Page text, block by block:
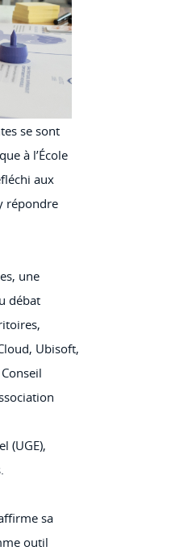
se sont
à l’École
aux
répondre
une
débat
Ubisoft,
(UGE),
sa
outil